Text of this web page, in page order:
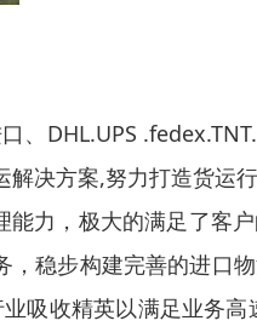
DHL.UPS
决方案,努力打造货运
力，极大的满足了客
稳步构建完善的进口
吸收精英以满足业务